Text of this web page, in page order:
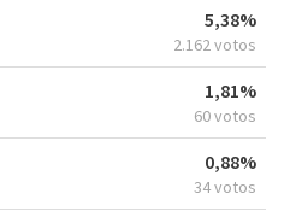
5,38%
2.162 votos
1,81%
60 votos
0,88%
34 votos